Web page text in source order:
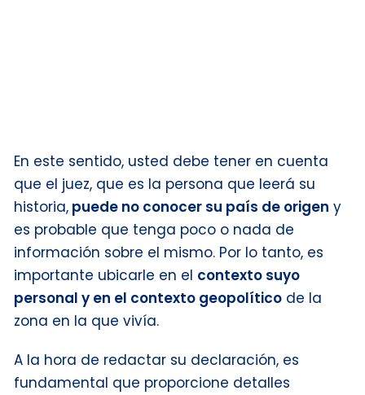
En este sentido, usted debe tener en cuenta
que el juez, que es la persona que leerá su
historia, puede no conocer su país de origen y
es probable que tenga poco o nada de
información sobre el mismo. Por lo tanto, es
importante ubicarle en el contexto suyo
personal y en el contexto geopolítico de la
zona en la que vivía.
A la hora de redactar su declaración, es
fundamental que proporcione detalles